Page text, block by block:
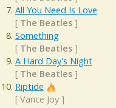
All You Need Is Love
[ The Beatles]
Something
[ The Beatles]
A Hard Day's Night
[ The Beatles]
Riptide
[ Vance Joy]